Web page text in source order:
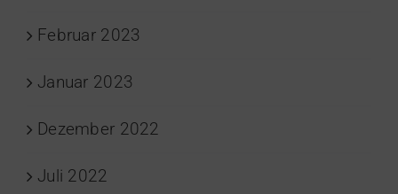
Februar 2023
Januar 2023
Dezember 2022
Juli 2022